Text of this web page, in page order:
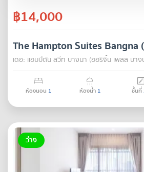
฿14,000
The Hampton Suites Bangna
เดอะ แฮมป์ตัน สวีท บางนา (ออริจิ้น เพลส บา
ห้องนอน 1 ห้องน้ำ 1 ชั้นที่
ว่าง